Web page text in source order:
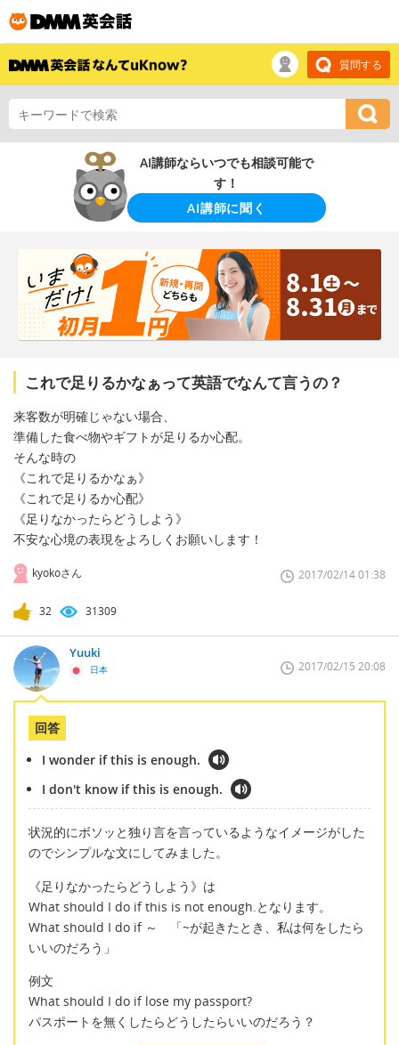
質問する
AI講師ならいつでも相談可能で
す！
AI講師に聞く
これで足りるかなぁって英語でなんて言うの？
来客数が明確じゃない場合、
準備した食べ物やギフトが足りるか心配。
そんな時の
《これで足りるかなぁ》
《これで足りるか心配》
《足りなかったらどうしよう》
不安な心境の表現をよろしくお願いします！
kyokoさん 2017/02/14 01:38
32 31309
Yuuki
日本 2017/02/15 20:08
回答
I wonder if this is enough.
I don't know if this is enough.
状況的にボソッと独り言を言っているようなイメージがした
のでシンプルな文にしてみました。
《足りなかったらどうしよう》は
What should I do if this is not enough.となります。
What should I do if ～ 「~が起きたとき、私は何をしたら
いいのだろう」
例文
What should I do if lose my passport?
パスポートを無くしたらどうしたらいいのだろう？